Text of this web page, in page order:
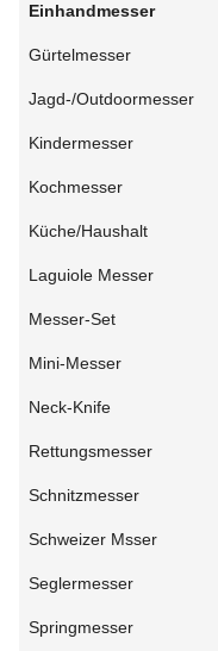
Einhandmesser
Gürtelmesser
Jagd-/Outdoormesser
Kindermesser
Kochmesser
Küche/Haushalt
Laguiole Messer
Messer-Set
Mini-Messer
Neck-Knife
Rettungsmesser
Schnitzmesser
Schweizer Msser
Seglermesser
Springmesser